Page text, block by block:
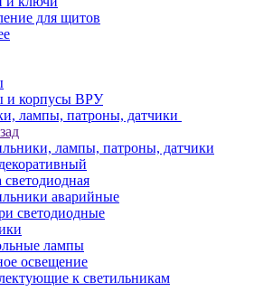
для щитов
корпусы ВРУ
лампы, патроны, датчики
лампы, патроны, датчики
светодиодная
аварийные
светодиодные
лампы
освещение
к светильникам